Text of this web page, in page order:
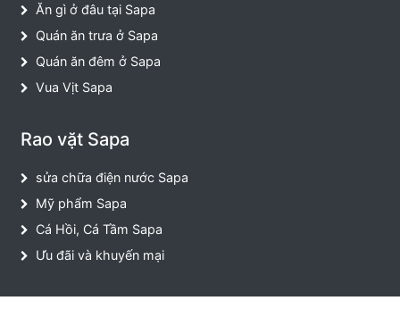
Ăn gì ở đâu tại Sapa
Quán ăn trưa ở Sapa
Quán ăn đêm ở Sapa
Vua Vịt Sapa
Rao vặt Sapa
sửa chữa điện nước Sapa
Mỹ phẩm Sapa
Cá Hồi, Cá Tầm Sapa
Ưu đãi và khuyến mại